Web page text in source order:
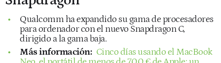
Qualcomm ha expandido su gama de procesadores
para ordenador con el nuevo Snapdragon C,
dirigido a la gama baja.
Más información: Cinco días usando el MacBook